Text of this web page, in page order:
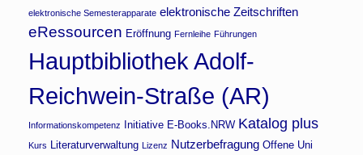
elektronische Semesterapparate elektronische Zeitschriften
eRessourcen Eröffnung Fernleihe Führungen
Hauptbibliothek Adolf-
Reichwein-Straße (AR)
Informationskompetenz Initiative E-Books.NRW Katalog plus
Kurs Literaturverwaltung Lizenz Nutzerbefragung Offene Uni